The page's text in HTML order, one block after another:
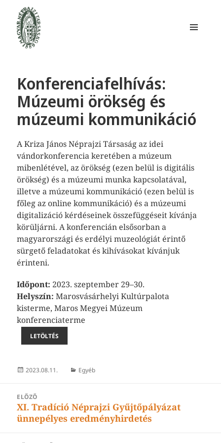
Konferenciafelhívás:
Múzeumi örökség és
múzeumi kommunikáció
A Kriza János Néprajzi Társaság az idei
vándorkonferencia keretében a múzeum
mibenlétével, az örökség (ezen belül is digitális
örökség) és a múzeumi munka kapcsolatával,
illetve a múzeumi kommunikáció (ezen belül is
főleg az online kommunikáció) és a múzeumi
digitalizáció kérdéseinek összefüggéseit kívánja
körüljárni. A konferencián elsősorban a
magyarországi és erdélyi muzeológiát érintő
sürgető feladatokat és kihívásokat kívánjuk
érinteni.
Időpont: 2023. szeptember 29–30.
Helyszín: Marosvásárhelyi Kultúrpalota
kisterme, Maros Megyei Múzeum
konferenciaterme
LETÖLTÉS
Közzétéve
2023.08.11. Kategória
Egyéb
BEJEGYZÉS
NAVIGÁCIÓ
ELŐZŐ
Korábbi
bejegyzések:
XI. Tradíció Néprajzi Gyűjtőpályázat
ünnepélyes eredményhirdetés